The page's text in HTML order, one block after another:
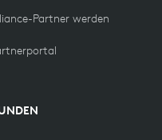
Partner werden